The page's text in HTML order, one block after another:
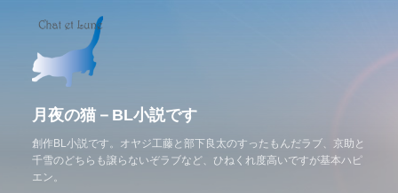
月夜の猫－BL小説です
創作BL小説です。オヤジ工藤と部下良太のすったもんだラブ、京助と
千雪のどちらも譲らないぞラブなど、ひねくれ度高いですが基本ハピ
エン。